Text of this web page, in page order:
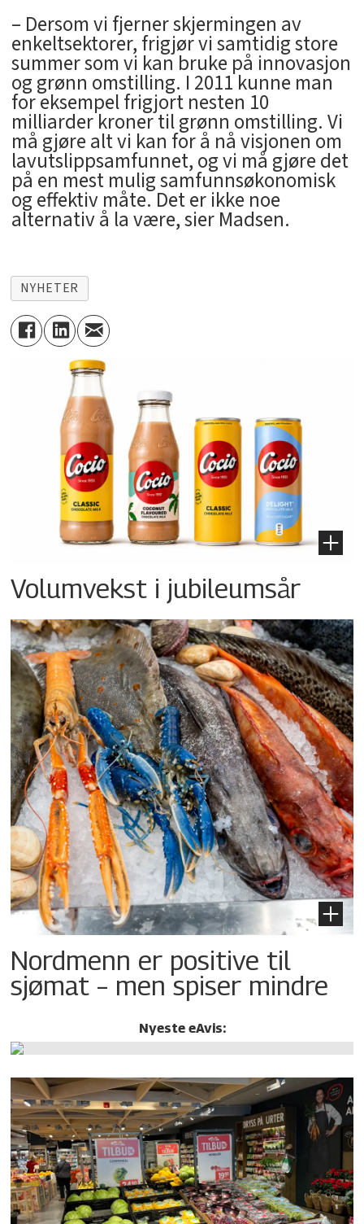
– Dersom vi fjerner skjermingen av
enkeltsektorer, frigjør vi samtidig store
summer som vi kan bruke på innovasjon
og grønn omstilling. I 2011 kunne man
for eksempel frigjort nesten 10
milliarder kroner til grønn omstilling. Vi
må gjøre alt vi kan for å nå visjonen om
lavutslippsamfunnet, og vi må gjøre det
på en mest mulig samfunnsøkonomisk
og effektiv måte. Det er ikke noe
alternativ å la være, sier Madsen.
NYHETER
Volumvekst i jubileumsår
Nordmenn er positive til
sjømat – men spiser mindre
Nyeste eAvis: